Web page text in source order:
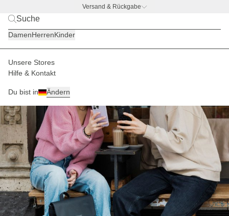
Versand & Rückgabe
DamenHerrenKinder
Unsere Stores
Hilfe & Kontakt
Du bist in Ändern